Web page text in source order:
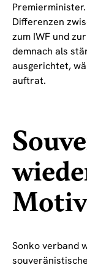
Premierminister.
Differenzen
zum IWF und
demnach als
ausgerichtet,
auftrat.
Motiv
Sonko verband